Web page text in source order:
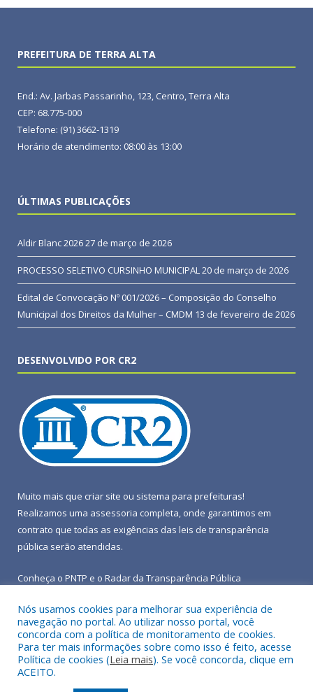
PREFEITURA DE TERRA ALTA
End.: Av. Jarbas Passarinho, 123, Centro, Terra Alta
CEP: 68.775-000
Telefone: (91) 3662-1319
Horário de atendimento: 08:00 às 13:00
ÚLTIMAS PUBLICAÇÕES
Aldir Blanc 202627 de março de 2026
PROCESSO SELETIVO CURSINHO MUNICIPAL20 de março de 2026
Edital de Convocação Nº 001/2026 – Composição do Conselho
Municipal dos Direitos da Mulher – CMDM 13 de fevereiro de 2026
DESENVOLVIDO POR CR2
Muito mais que criar site ou sistema para prefeituras!
Realizamos uma assessoria completa, onde garantimos em
contrato que todas as exigências das leis de transparência
pública serão atendidas.
Conheça o PNTP e o Radar da Transparência Pública
Todos os direitos reservados a Prefeitura Municipal de Terra
Alta.
Nós usamos cookies para melhorar sua experiência de
navegação no portal. Ao utilizar nosso portal, você
concorda com a política de monitoramento de cookies.
Para ter mais informações sobre como isso é feito, acesse
Política de cookies (Leia mais). Se você concorda, clique em
ACEITO.